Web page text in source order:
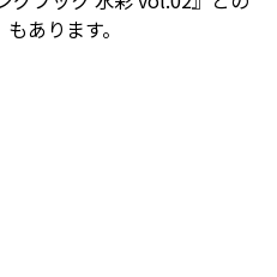
もあります。